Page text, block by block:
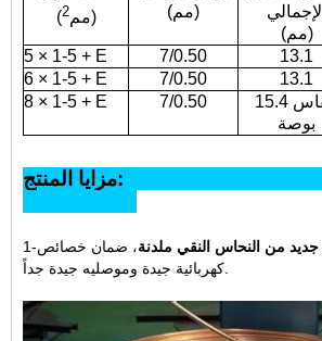
(مم2 )
(مم)
الإجمالي
(مم)
5 × 1-5 + E
7/0.50 13.1
6 × 1-5 + E
7/0.50 13.1
8 × 1-5 + E
7/0.50
مقاس 15.4
بوصة
مزايا المنتج:
جديد من النحاس النقي ملدنة، ضمان خصائص